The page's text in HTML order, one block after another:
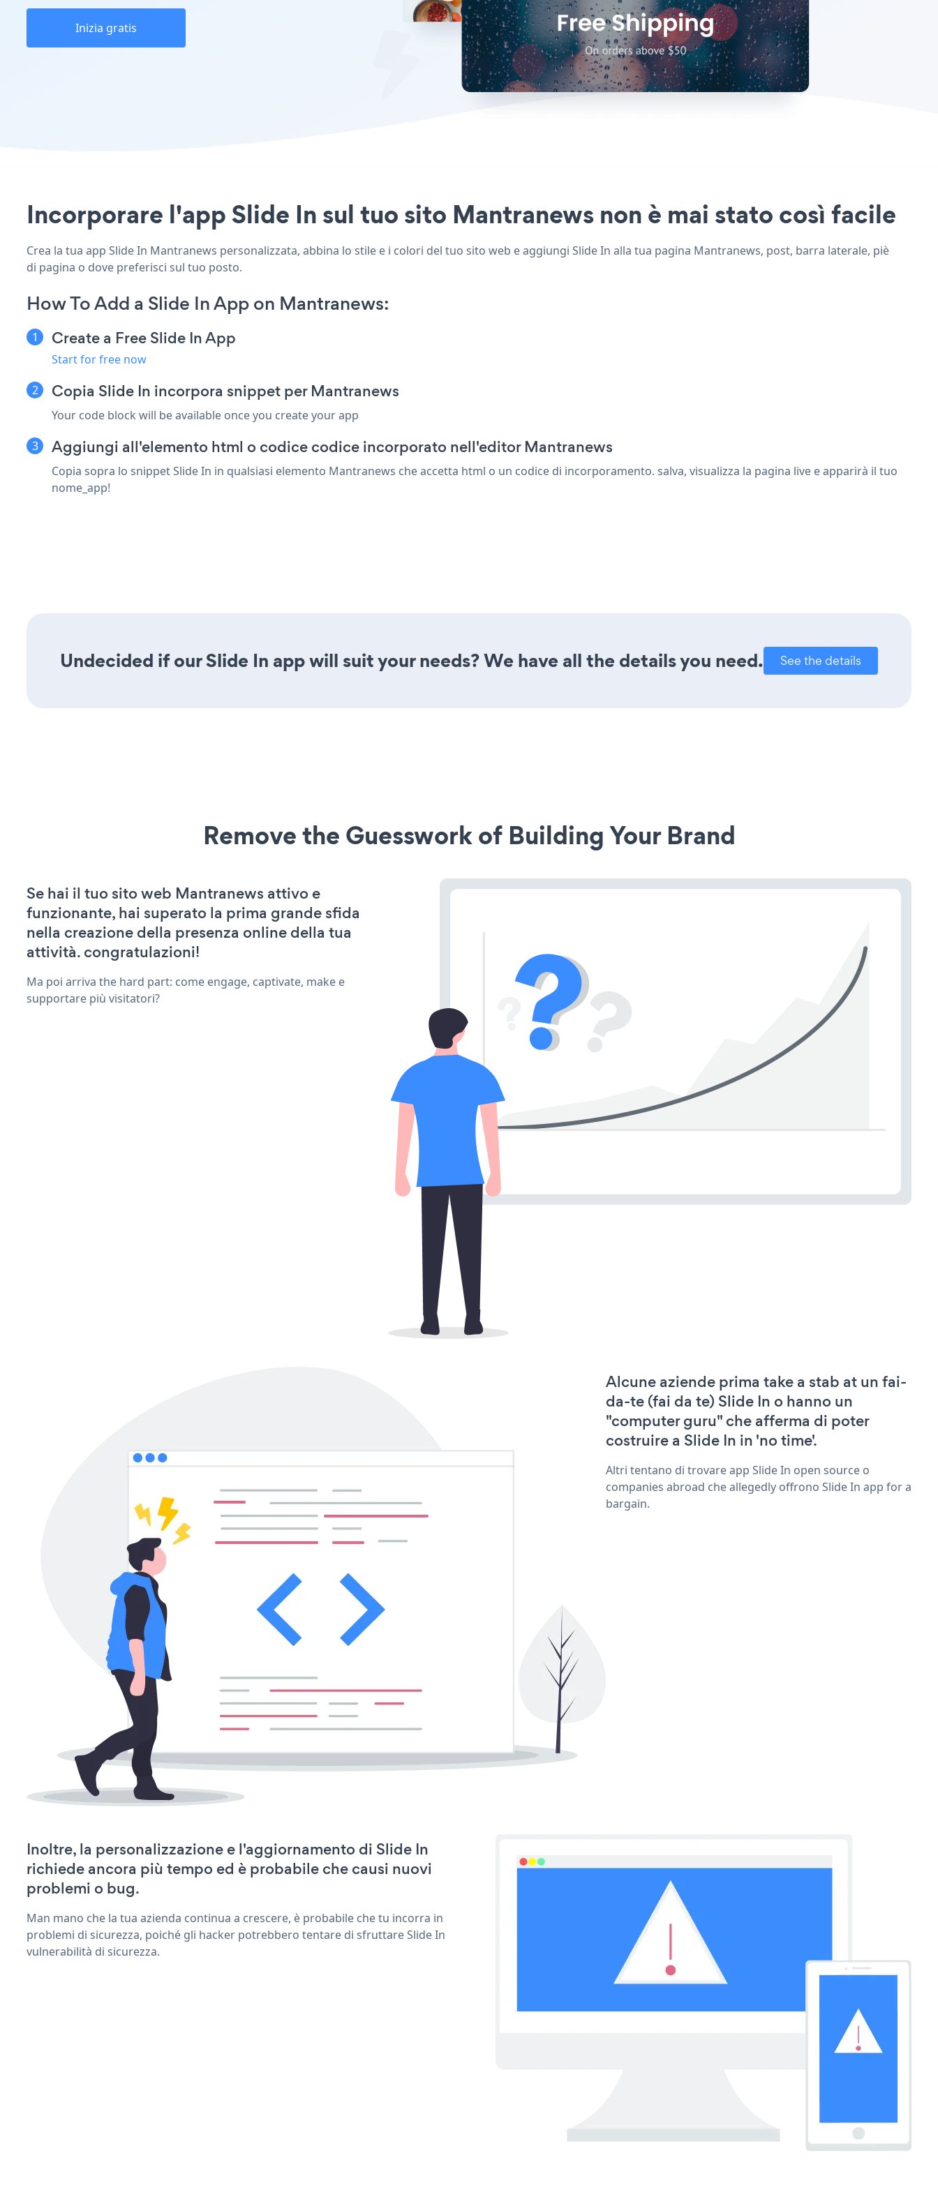
Inizia gratis
Incorporare l'app Slide In sul tuo sito Mantranews non è mai stato così facile
Crea la tua app Slide In Mantranews personalizzata, abbina lo stile e i colori del tuo sito web e aggiungi Slide In alla tua pagina Mantranews, post, barra laterale, piè
di pagina o dove preferisci sul tuo posto.
How To Add a Slide In App on Mantranews:
Create a Free Slide In App
Start for free now
Copia Slide In incorpora snippet per Mantranews
Your code block will be available once you create your app
Aggiungi all'elemento html o codice codice incorporato nell'editor Mantranews
Copia sopra lo snippet Slide In in qualsiasi elemento Mantranews che accetta html o un codice di incorporamento. salva, visualizza la pagina live e apparirà il tuo
nome_app!
Undecided if our Slide In app will suit your needs? We have all the details you need. See the details
Remove the Guesswork of Building Your Brand
Se hai il tuo sito web Mantranews attivo e
funzionante, hai superato la prima grande sfida
nella creazione della presenza online della tua
attività. congratulazioni!
Ma poi arriva the hard part: come engage, captivate, make e
supportare più visitatori?
Alcune aziende prima take a stab at un fai-
da-te (fai da te) Slide In o hanno un
"computer guru" che afferma di poter
costruire a Slide In in 'no time'.
Altri tentano di trovare app Slide In open source o
companies abroad che allegedly offrono Slide In app for a
bargain.
Inoltre, la personalizzazione e l'aggiornamento di Slide In
richiede ancora più tempo ed è probabile che causi nuovi
problemi o bug.
Man mano che la tua azienda continua a crescere, è probabile che tu incorra in
problemi di sicurezza, poiché gli hacker potrebbero tentare di sfruttare Slide In
vulnerabilità di sicurezza.